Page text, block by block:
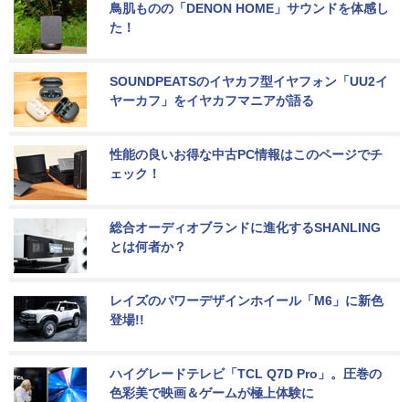
鳥肌ものの「DENON HOME」サウンドを体感し
た！
SOUNDPEATSのイヤカフ型イヤフォン「UU2イ
ヤーカフ」をイヤカフマニアが語る
性能の良いお得な中古PC情報はこのページでチ
ェック！
総合オーディオブランドに進化するSHANLING
とは何者か？
レイズのパワーデザインホイール「M6」に新色
登場!!
ハイグレードテレビ「TCL Q7D Pro」。圧巻の
色彩美で映画＆ゲームが極上体験に